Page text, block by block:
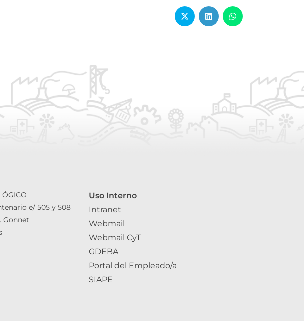
e/ 505 y 508
Gonnet
Uso Interno
Intranet
Webmail
Webmail CyT
GDEBA
Portal del Empleado/a
SIAPE